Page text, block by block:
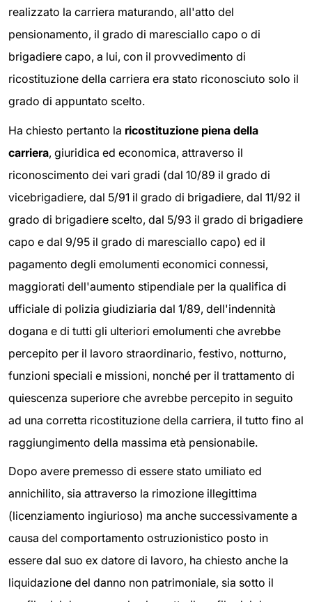
realizzato la carriera maturando, all'atto del
pensionamento, il grado di maresciallo capo o di
brigadiere capo, a lui, con il provvedimento di
ricostituzione della carriera era stato riconosciuto solo il
grado di appuntato scelto.
Ha chiesto pertanto la ricostituzione piena della
carriera, giuridica ed economica, attraverso il
riconoscimento dei vari gradi (dal 10/89 il grado di
vicebrigadiere, dal 5/91 il grado di brigadiere, dal 11/92 il
grado di brigadiere scelto, dal 5/93 il grado di brigadiere
capo e dal 9/95 il grado di maresciallo capo) ed il
pagamento degli emolumenti economici connessi,
maggiorati dell'aumento stipendiale per la qualifica di
ufficiale di polizia giudiziaria dal 1/89, dell'indennità
dogana e di tutti gli ulteriori emolumenti che avrebbe
percepito per il lavoro straordinario, festivo, notturno,
funzioni speciali e missioni, nonché per il trattamento di
quiescenza superiore che avrebbe percepito in seguito
ad una corretta ricostituzione della carriera, il tutto fino al
raggiungimento della massima età pensionabile.
Dopo avere premesso di essere stato umiliato ed
annichilito, sia attraverso la rimozione illegittima
(licenziamento ingiurioso) ma anche successivamente a
causa del comportamento ostruzionistico posto in
essere dal suo ex datore di lavoro, ha chiesto anche la
liquidazione del danno non patrimoniale, sia sotto il